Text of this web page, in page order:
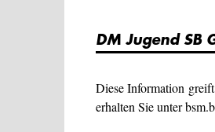
DM Jugend SB
Diese Information
erhalten Sie unter